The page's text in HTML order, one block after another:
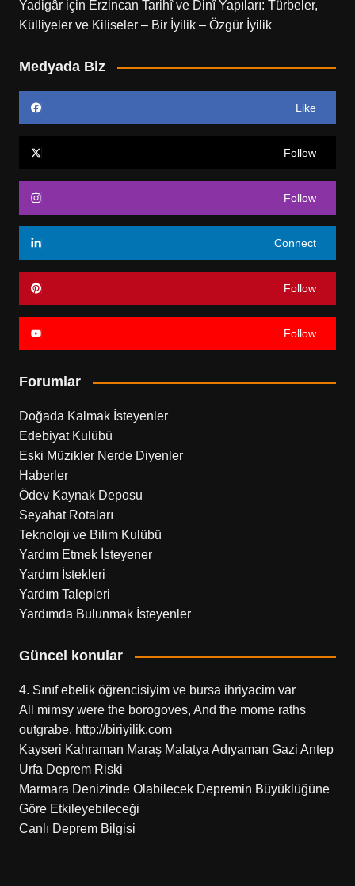
Yadigâriçin Erzincan Tarihî ve Dinî Yapıları: Türbeler,
Külliyeler ve Kiliseler – Bir İyilik – Özgür İyilik
Medyada Biz
Like
Follow
Follow
Connect
Follow
Follow
Forumlar
Doğada Kalmak İsteyenler
Edebiyat Kulübü
Eski Müzikler Nerde Diyenler
Haberler
Ödev Kaynak Deposu
Seyahat Rotaları
Teknoloji ve Bilim Kulübü
Yardım Etmek İsteyener
Yardım İstekleri
Yardım Talepleri
Yardımda Bulunmak İsteyenler
Güncel konular
4. Sınıf ebelik öğrencisiyim ve bursa ihriyacim var
All mimsy were the borogoves, And the mome raths
outgrabe. http://biriyilik.com
Kayseri Kahraman Maraş Malatya Adıyaman Gazi Antep
Urfa Deprem Riski
Marmara Denizinde Olabilecek Depremin Büyüklüğüne
Göre Etkileyebileceği
Canlı Deprem Bilgisi